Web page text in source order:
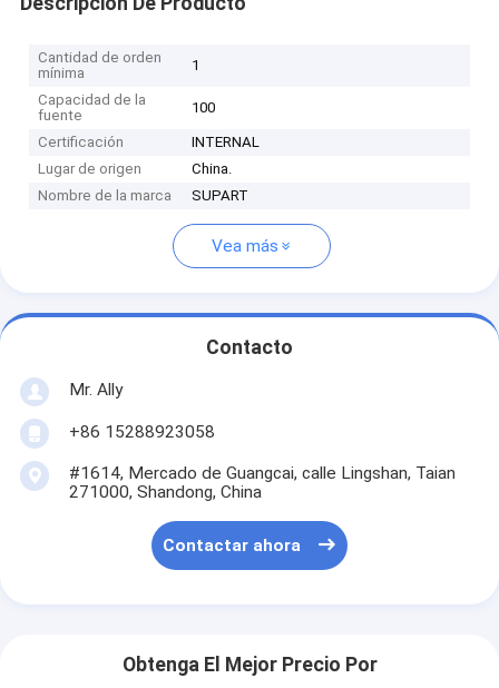
Cantidad de orden
mínima
1
Capacidad de la
fuente
100
Certificación
INTERNAL
Lugar de origen
China.
Nombre de la marca
SUPART
Vea más
Contacto
Mr. Ally
+86 15288923058
#1614, Mercado de Guangcai, calle Lingshan, Taian
271000, Shandong, China
Contactar ahora
Obtenga El Mejor Precio Por